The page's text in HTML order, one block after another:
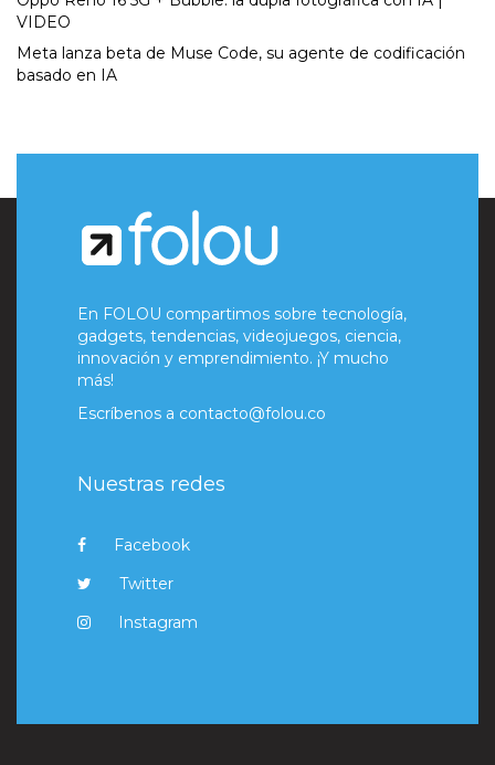
VIDEO
Meta lanza beta de Muse Code, su agente de codificación
basado en IA
En FOLOU compartimos sobre tecnología,
gadgets, tendencias, videojuegos, ciencia,
innovación y emprendimiento. ¡Y mucho
más!
Escríbenos a contacto@folou.co
Nuestras redes
Facebook
Twitter
Instagram